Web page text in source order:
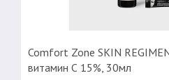
Comfort Zone SKIN
витамин С 15%, 30мл